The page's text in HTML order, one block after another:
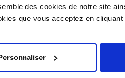
des cookies de notre site
que vous acceptez en cliquant